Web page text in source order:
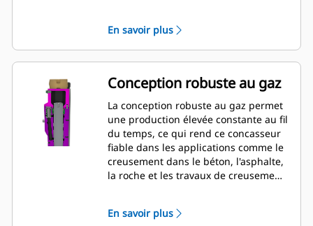
clé. Les canalisations hydrauliques et
la pression de la tête arrière peuvent
être vérifiées et modifiées pendant le
montage du disjoncteur sur la
machine, ce qui permet une
surveillance rapide de l'état du
disjoncteur.
En savoir plus
Conception robuste au gaz
La conception robuste au gaz permet
une production élevée constante au fil
du temps, ce qui rend ce concasseur
fiable dans les applications comme le
creusement dans le béton, l'asphalte,
la roche et les travaux de creusement
En savoir plus